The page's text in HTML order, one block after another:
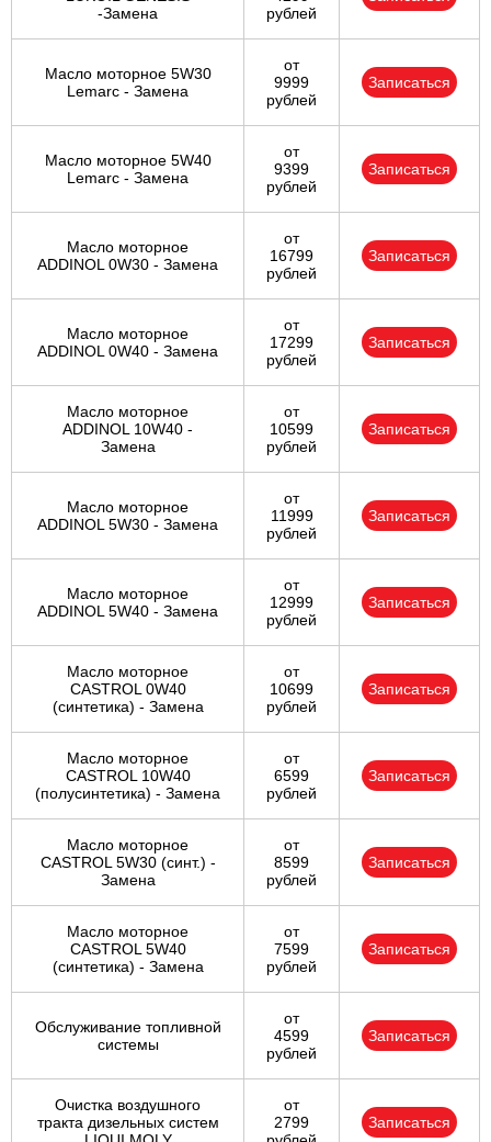
-Замена
рублей
Масло моторное 5W30
Lemarc - Замена
от
9999
рублей
Записаться
Масло моторное 5W40
Lemarc - Замена
от
9399
рублей
Записаться
Масло моторное
ADDINOL 0W30 - Замена
от
16799
рублей
Записаться
Масло моторное
ADDINOL 0W40 - Замена
от
17299
рублей
Записаться
Масло моторное
ADDINOL 10W40 -
Замена
от
10599
рублей
Записаться
Масло моторное
ADDINOL 5W30 - Замена
от
11999
рублей
Записаться
Масло моторное
ADDINOL 5W40 - Замена
от
12999
рублей
Записаться
Масло моторное
CASTROL 0W40
(синтетика) - Замена
от
10699
рублей
Записаться
Масло моторное
CASTROL 10W40
(полусинтетика) - Замена
от
6599
рублей
Записаться
Масло моторное
CASTROL 5W30 (синт.) -
Замена
от
8599
рублей
Записаться
Масло моторное
CASTROL 5W40
(синтетика) - Замена
от
7599
рублей
Записаться
Обслуживание топливной
системы
от
4599
рублей
Записаться
Очистка воздушного
тракта дизельных систем
от
2799
Записаться